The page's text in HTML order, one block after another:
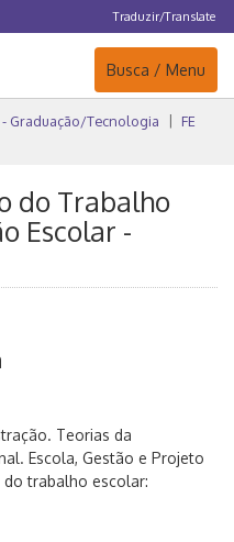
Traduzir/Translate
Navegação
Busca / Menu
- Graduação/Tecnologia
FE
do Trabalho
Escolar -
Teorias da
Escola, Gestão e Projeto
trabalho escolar: